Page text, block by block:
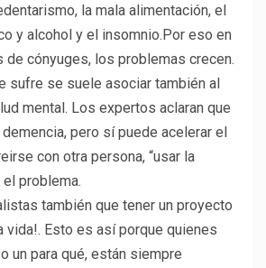
la mala alimentación, el
y alcohol y el insomnio.Por eso en
de cónyuges, los problemas crecen.
sufre se suele asociar también al
mental. Los expertos aclaran que
pero sí puede acelerar el
con otra persona, “usar la
el problema.
también que tener un proyecto
vida!. Esto es así porque quienes
un para qué, están siempre